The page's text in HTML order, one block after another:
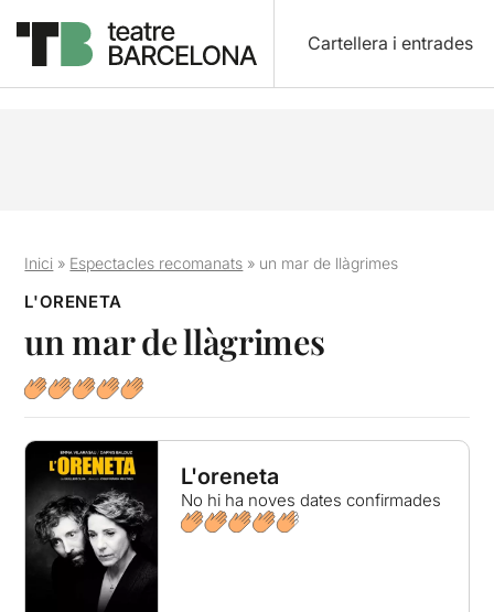
Cartellera i entrades
Inici » Espectacles recomanats » un mar de llàgrimes
L'ORENETA
un mar de llàgrimes
L'oreneta
No hi ha noves dates confirmades